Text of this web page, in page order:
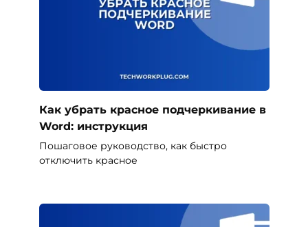
Как убрать красное подчеркивание в
Word: инструкция
Пошаговое руководство, как быстро
отключить красное